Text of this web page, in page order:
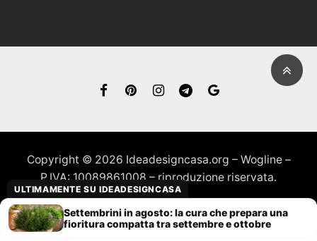
Copyright © 2026 Ideadesigncasa.org – Wogline –
P.IVA: 10089861008 – riproduzione riservata.
ULTIMAMENTE SU IDEADESIGNCASA
Settembrini in agosto: la cura che prepara una
fioritura compatta tra settembre e ottobre